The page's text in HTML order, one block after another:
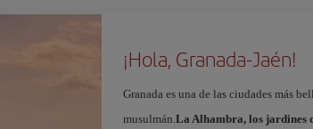
¡Hola, Granada-Jaén!
Granada es una de las ciudades más
musulmán.La Alhambra, los jardines